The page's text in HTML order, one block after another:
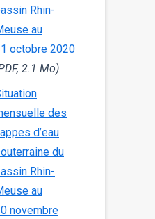
Rhin-
au
octobre 2020
2.1 Mo)
des
d’eau
du
Rhin-
au
novembre